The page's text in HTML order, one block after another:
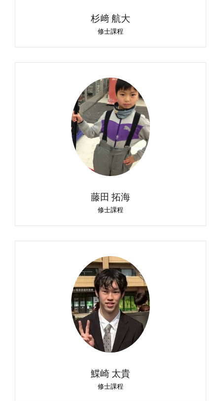
杉﨑 航大
修士課程
藤田 拓海
修士課程
鰈崎 太貴
修士課程